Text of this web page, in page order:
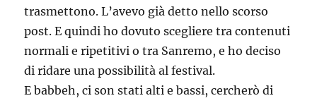
trasmettono. L’avevo già detto nello scorso
post. E quindi ho dovuto scegliere tra contenuti
normali e ripetitivi o tra Sanremo, e ho deciso
di ridare una possibilità al festival.
E babbeh, ci son stati alti e bassi, cercherò di